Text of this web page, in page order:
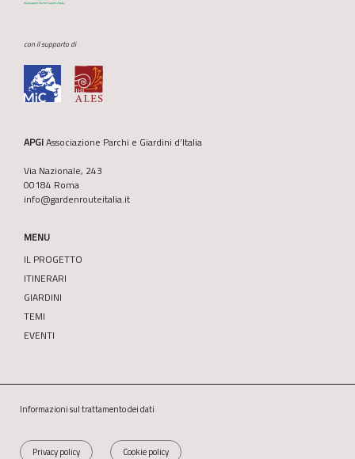
con il supporto di
APGIAssociazione Parchi e Giardini d’Italia
Via Nazionale, 243
00184 Roma
info@gardenrouteitalia.it
MENU
IL PROGETTO
ITINERARI
GIARDINI
TEMI
EVENTI
Informazioni sul trattamento dei dati
Privacy policy Cookie policy